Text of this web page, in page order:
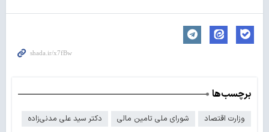
برچسب‌ها
وزارت اقتصاد شورای ملی تامین مالی دکتر سید علی مدنی‌زاده